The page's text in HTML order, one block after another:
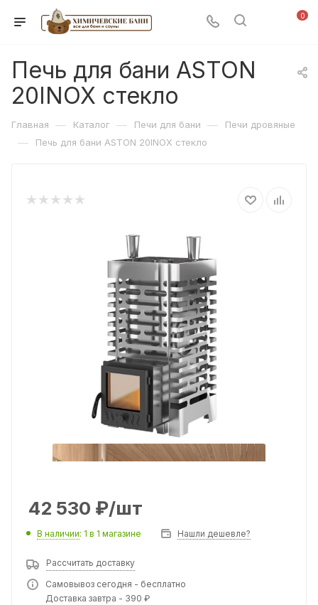
0
Печь для бани ASTON
20INOX стекло
Главная — Каталог — Печи для бани — Печи дровяные
— Печь для бани ASTON 20INOX стекло
42 530 ₽/шт
В наличии: 1 в 1 магазине Нашли дешевле?
Рассчитать доставку
Самовывоз сегодня - бесплатно
Доставка завтра - 390 ₽